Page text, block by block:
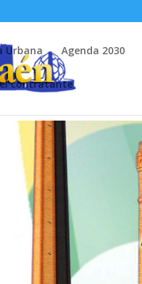
Urbana Agenda 2030
contratante